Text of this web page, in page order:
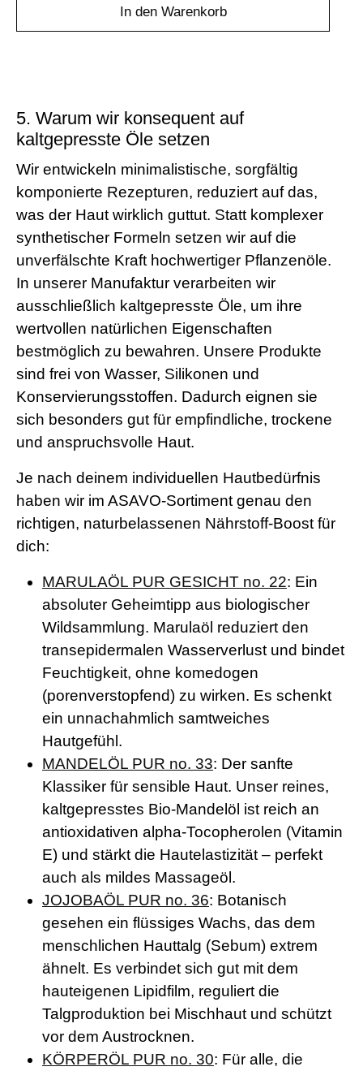
In den Warenkorb
5. Warum wir konsequent auf
kaltgepresste Öle setzen
Wir entwickeln minimalistische, sorgfältig
komponierte Rezepturen, reduziert auf das,
was der Haut wirklich guttut. Statt komplexer
synthetischer Formeln setzen wir auf die
unverfälschte Kraft hochwertiger Pflanzenöle.
In unserer Manufaktur verarbeiten wir
ausschließlich kaltgepresste Öle, um ihre
wertvollen natürlichen Eigenschaften
bestmöglich zu bewahren. Unsere Produkte
sind frei von Wasser, Silikonen und
Konservierungsstoffen. Dadurch eignen sie
sich besonders gut für empfindliche, trockene
und anspruchsvolle Haut.
Je nach deinem individuellen Hautbedürfnis
haben wir im ASAVO-Sortiment genau den
richtigen, naturbelassenen Nährstoff-Boost für
dich:
MARULAÖL PUR GESICHT no. 22: Ein
absoluter Geheimtipp aus biologischer
Wildsammlung. Marulaöl reduziert den
transepidermalen Wasserverlust und bindet
Feuchtigkeit, ohne komedogen
(porenverstopfend) zu wirken. Es schenkt
ein unnachahmlich samtweiches
Hautgefühl.
MANDELÖL PUR no. 33: Der sanfte
Klassiker für sensible Haut. Unser reines,
kaltgepresstes Bio-Mandelöl ist reich an
antioxidativen alpha-Tocopherolen (Vitamin
E) und stärkt die Hautelastizität – perfekt
auch als mildes Massageöl.
JOJOBAÖL PUR no. 36: Botanisch
gesehen ein flüssiges Wachs, das dem
menschlichen Hauttalg (Sebum) extrem
ähnelt. Es verbindet sich gut mit dem
hauteigenen Lipidfilm, reguliert die
Talgproduktion bei Mischhaut und schützt
vor dem Austrocknen.
KÖRPERÖL PUR no. 30: Für alle, die